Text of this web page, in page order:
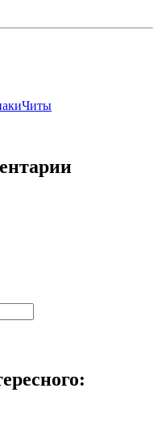
Читы